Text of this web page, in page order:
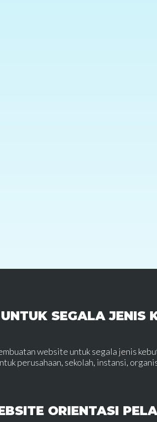
SEGALA JENIS
website untuk segala jenis
perusahaan, sekolah, instansi,
ORIENTASI